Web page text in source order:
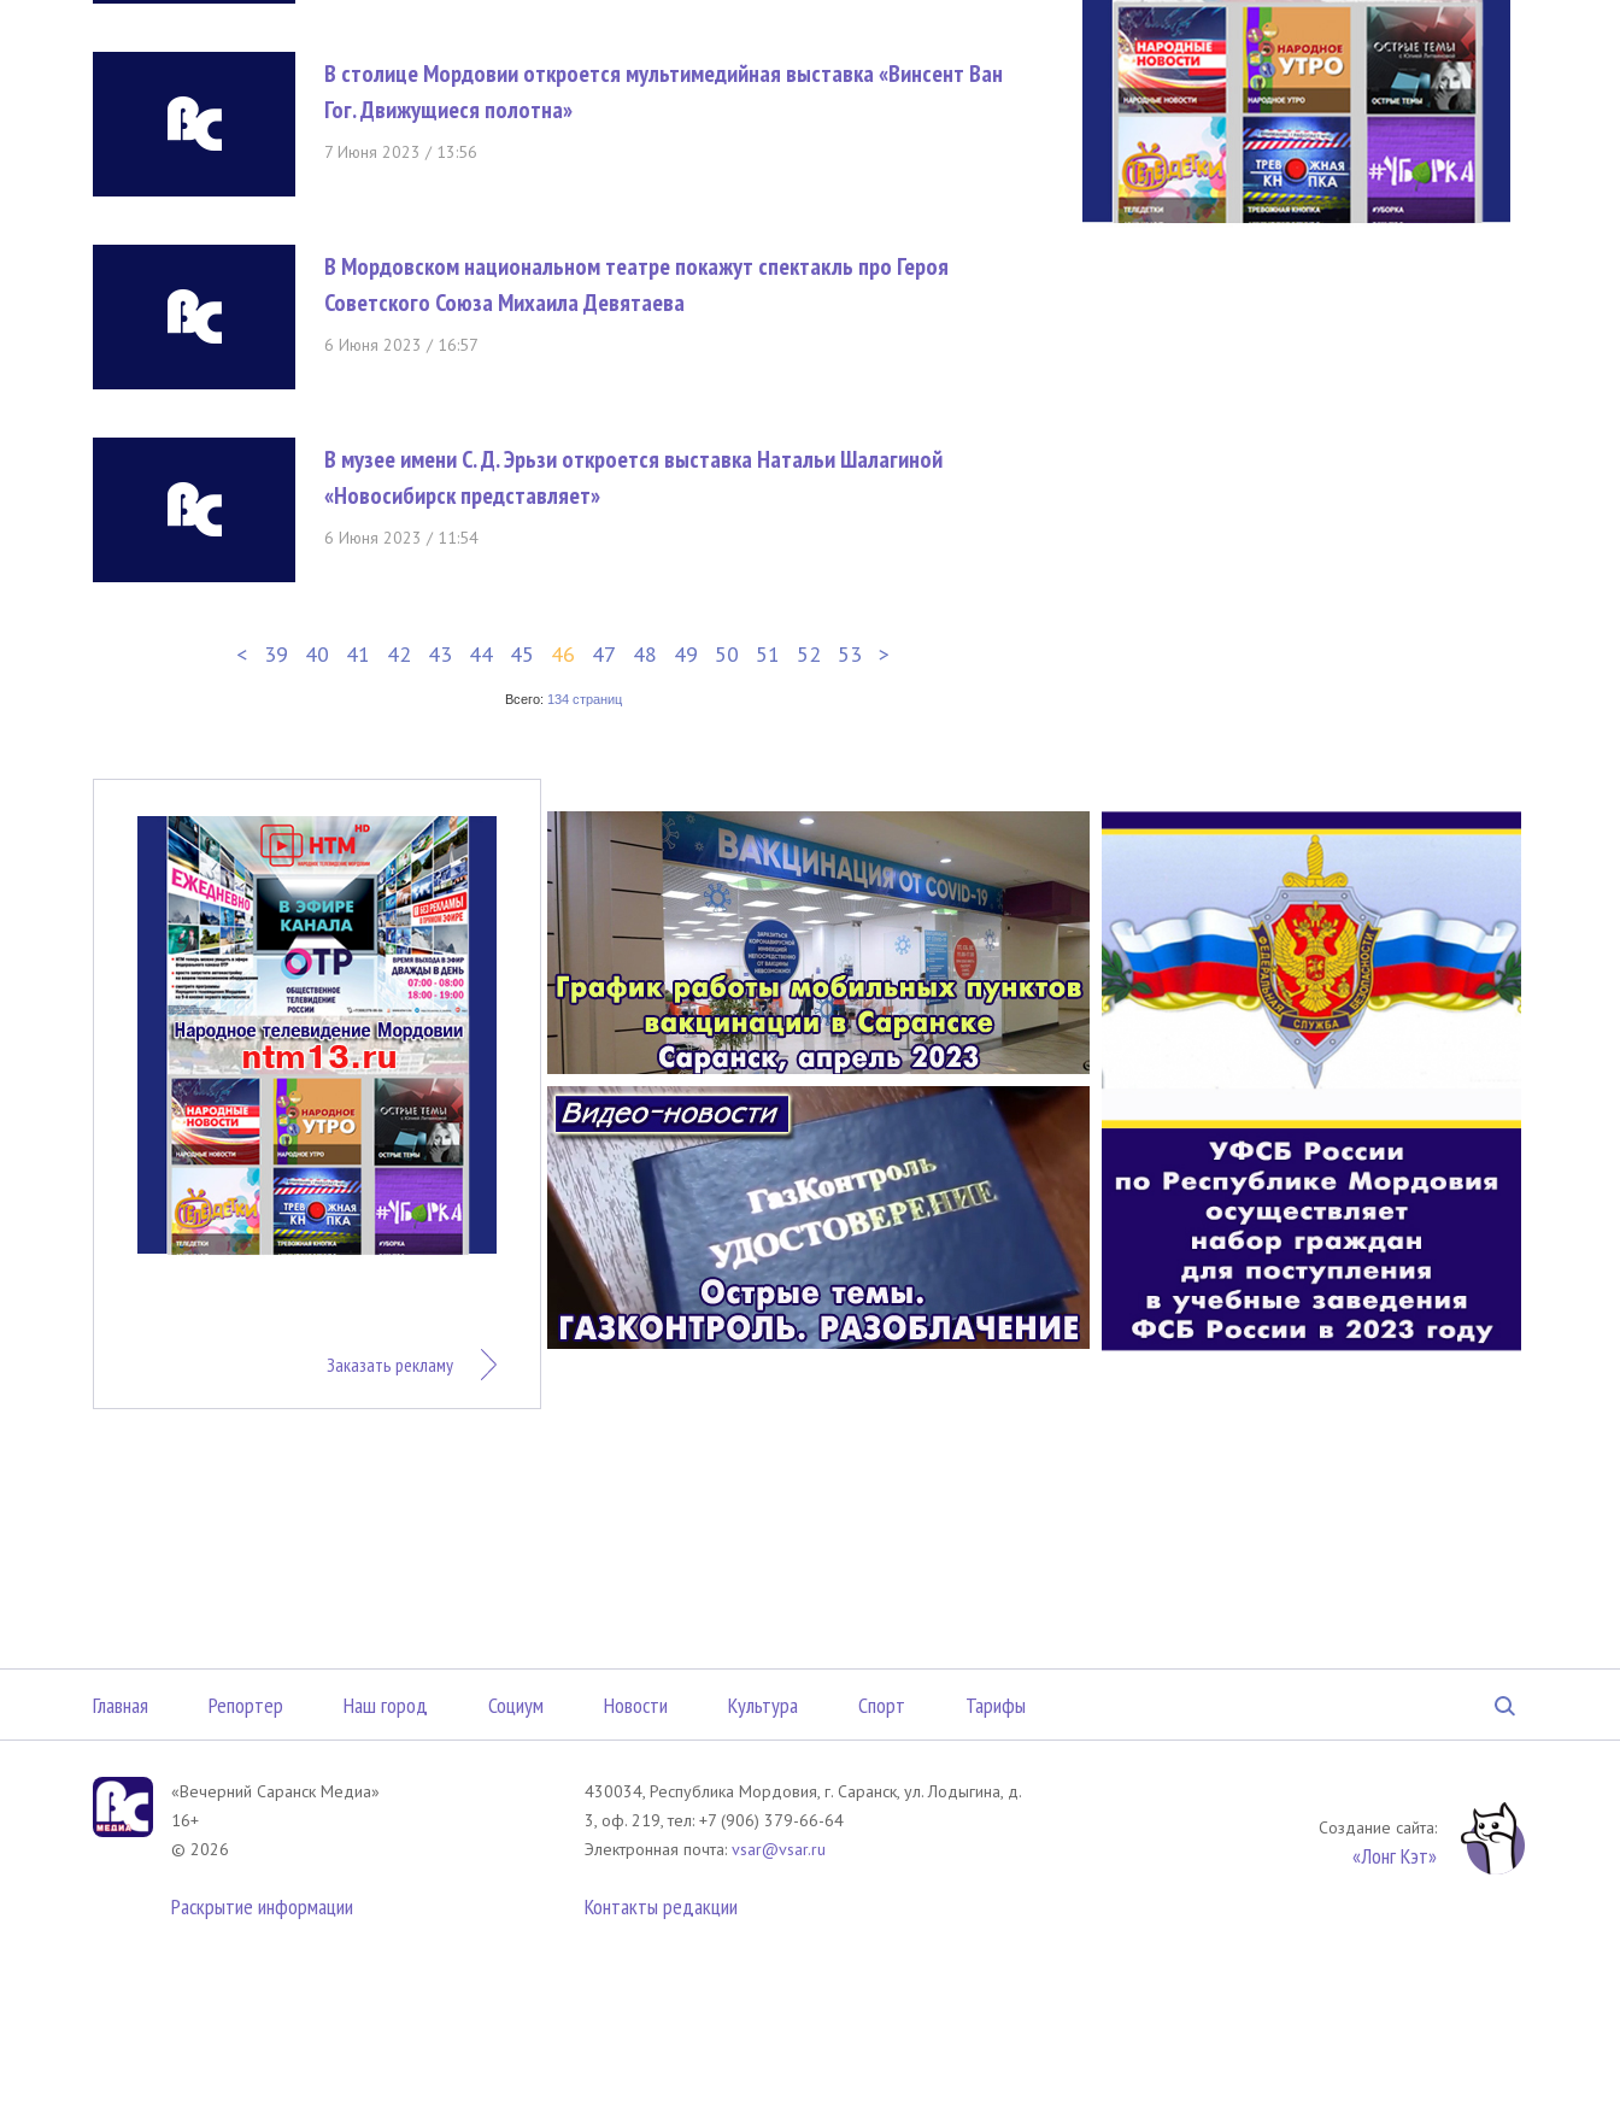
В столице Мордовии откроется мультимедийная выставка «Винсент Ван
Гог. Движущиеся полотна»
7 Июня 2023 / 13:56
В Мордовском национальном театре покажут спектакль про Героя
Советского Союза Михаила Девятаева
6 Июня 2023 / 16:57
В музее имени С. Д. Эрьзи откроется выставка Натальи Шалагиной
«Новосибирск представляет»
6 Июня 2023 / 11:54
< 39 40 41 42 43 44 45 46 47 48 49 50 51 52 53 >
Всего: 134 страниц
Заказать рекламу
Главная Репортер Наш город Социум Новости Культура Спорт Тарифы
«Вечерний Саранск Mедиа»
16+
© 2026
Раскрытие информации
430034, Республика Мордовия, г. Саранск, ул. Лодыгина, д.
3, оф. 219, тел: +7 (906) 379-66-64
Электронная почта: vsar@vsar.ru
Контакты редакции
Создание сайта:
«Лонг Кэт»